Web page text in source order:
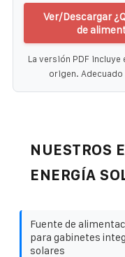
Ver/Descargar
de
La versión PDF
origen.
NUESTROS
ENERGÍA
Fuente de
para gabinetes
solares